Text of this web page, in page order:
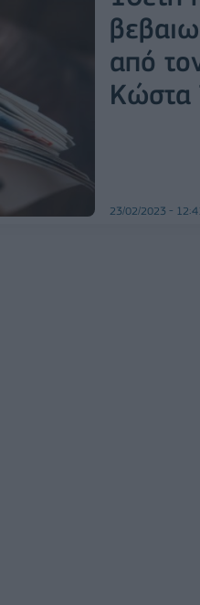
από
Κώστα
23/02/2023 -